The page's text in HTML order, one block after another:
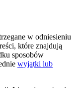
w odniesieniu
które znajdują
sposobów
wyjątki lub